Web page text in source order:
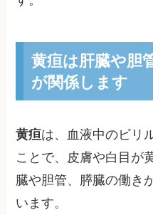
黄疸は肝臓や胆
が関係します
黄疸は、血液中のビリ
ことで、皮膚や白目が
臓や胆管、膵臓の働き
います。